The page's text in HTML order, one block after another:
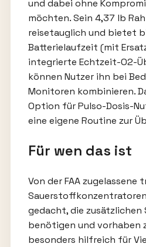
und dabei ohne
möchten. Sein 4,37 lb
reisetauglich und bietet
Batterielaufzeit (mit
integrierte Echtzeit-O2-
können Nutzer ihn bei
Monitoren kombinieren.
Option für Pulso-Dosis-
eine eigene Routine zur
Für wen das ist
Von der FAA zugelassene
gedacht, die zusätzlichen
benötigen und vorhaben
besonders hilfreich für